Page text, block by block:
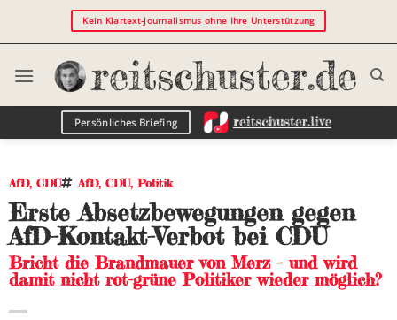
Kein Klartext-Journalismus ohne Ihre Unterstützung
Persönliches Briefing
AfD, CDU AfD, CDU,Politik
Erste Absetzbewegungen gegen
AfD-Kontakt-Verbot bei CDU
Bricht die Brandmauer von Merz – und wird
damit nicht rot-grüne Politiker wieder möglich?